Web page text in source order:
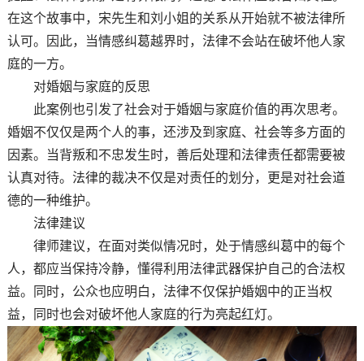
在这个故事中，宋先生和刘小姐的关系从开始就不被法律所
认可。因此，当情感纠葛越界时，法律不会站在破坏他人家
庭的一方。
对婚姻与家庭的反思
此案例也引发了社会对于婚姻与家庭价值的再次思考。
婚姻不仅仅是两个人的事，还涉及到家庭、社会等多方面的
因素。当背叛和不忠发生时，善后处理和法律责任都需要被
认真对待。法律的裁决不仅是对责任的划分，更是对社会道
德的一种维护。
法律建议
律师建议，在面对类似情况时，处于情感纠葛中的每个
人，都应当保持冷静，懂得利用法律武器保护自己的合法权
益。同时，公众也应明白，法律不仅保护婚姻中的正当权
益，同时也会对破坏他人家庭的行为亮起红灯。